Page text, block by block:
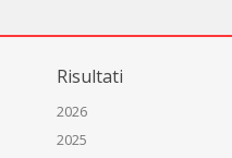
Risultati
2026
2025